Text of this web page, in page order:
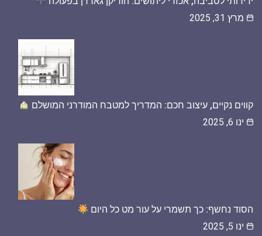
מרץ 31, 2025
קווים נקיים, עיצוב חכם: המדריך למטבח המודרני המושלם
ינו 6, 2025
הסוד נחשף: כך תשמרי על עור מט כל היום
ינו 5, 2025